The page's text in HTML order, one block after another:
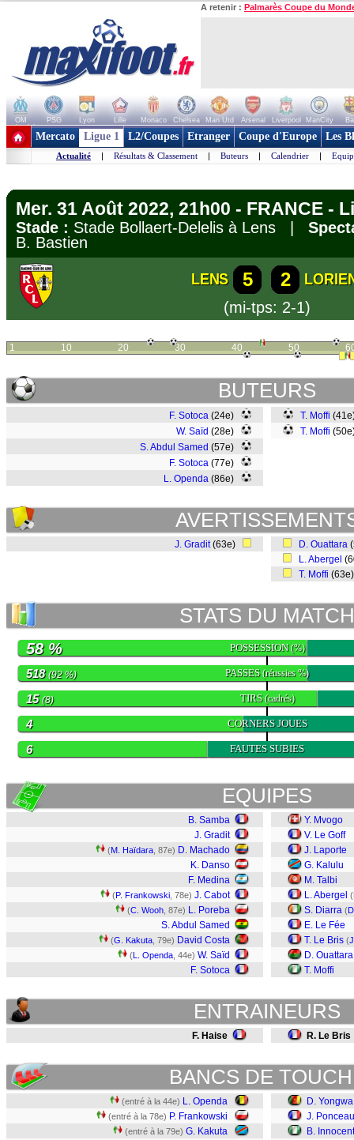
A retenir : Palmarès Coupe du
OM PSG Lyon Lille Monaco Chelsea Man Utd Arsenal Liverpool ManCity
+ de clubs
Mercato Ligue 1 L2/Coupes Etranger Coupe d'Europe Les
Actualité | Résultats & Classement | Buteurs | Calendrier |
Mer. 31 Août 2022, 21h00 - FRANCE -
Stade : Stade Bollaert-Delelis à Lens |
B. Bastien
LENS 5 2
(mi-tps: 2-1)
1 10 20 30 40 50
BUTEURS
F. Sotoca (24e)
W. Saïd (28e)
S. Abdul Samed (57e)
F. Sotoca (77e)
L. Openda (86e)
T. Moffi
T. Moffi
J. Gradit(63e) D. Ouattara
L. Abergel
T. Moffi
STATS DU MATCH
POSSESSION(%)
58 %
PASSES(réussies %)
518(92 %)
TIRS(cadrés)
15(8)
CORNERS JOUES
4
FAUTES SUBIES
6
EQUIPES
B. Samba
J. Gradit
(M. Haïdara , 87e) D. Machado
K. Danso
F. Medina
(P. Frankowski , 78e) J. Cabot
(C. Wooh , 87e) L. Poreba
S. Abdul Samed
(G. Kakuta , 79e) David Costa
(L. Openda , 44e) W. Saïd
F. Sotoca
Y. Mvogo
V. Le Goff
J. Laporte
G. Kalulu
M. Talbi
L. Abergel (
S. Diarra (
E. Le Fée
T. Le Bris (
D. Ouattara
T. Moffi
ENTRAINEURS
F. Haise R. Le Bris
BANCS DE
(entré à la 44e) L. Openda
(entré à la 78e) P. Frankowski
(entré à la 79e) G. Kakuta
D.
J. Ponceau
B. Innocent